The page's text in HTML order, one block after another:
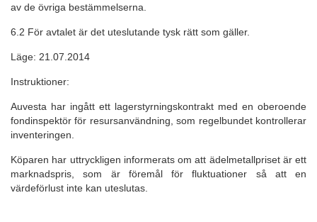
av de övriga bestämmelserna.
6.2 För avtalet är det uteslutande tysk rätt som gäller.
Läge: 21.07.2014
Instruktioner:
Auvesta har ingått ett lagerstyrningskontrakt med en oberoende
fondinspektör för resursanvändning, som regelbundet kontrollerar
inventeringen.
Köparen har uttryckligen informerats om att ädelmetallpriset är ett
marknadspris, som är föremål för fluktuationer så att en
värdeförlust inte kan uteslutas.